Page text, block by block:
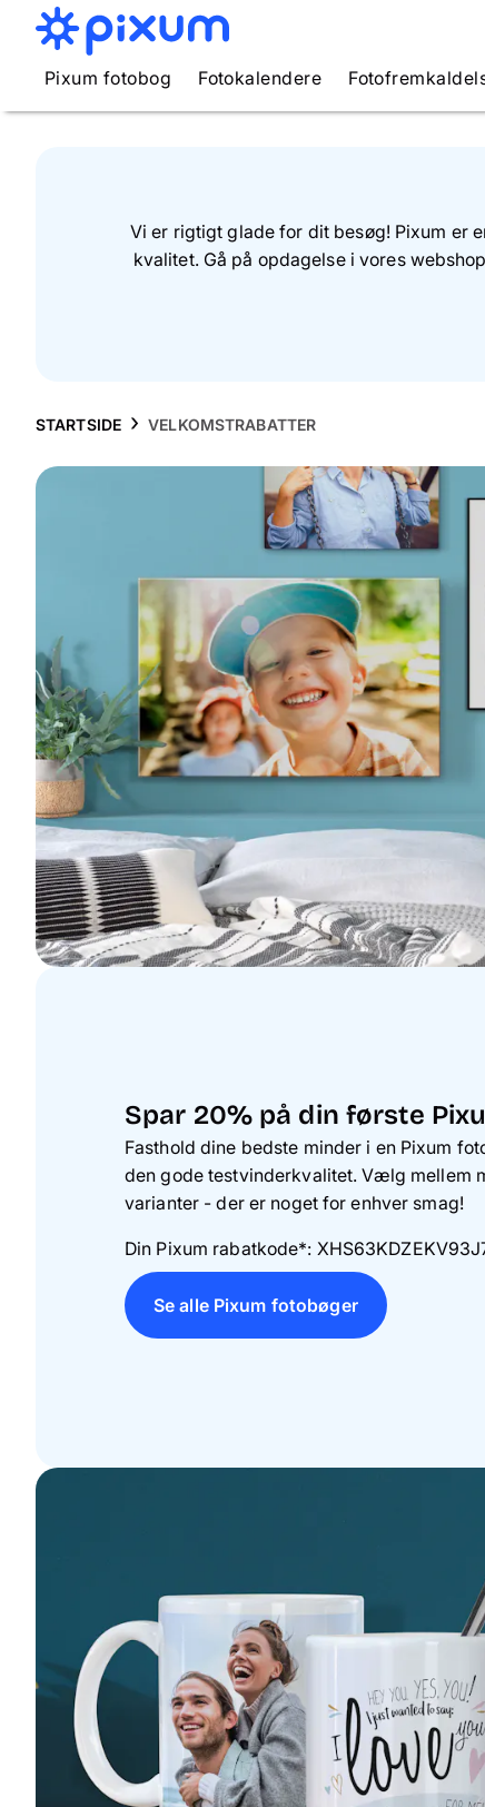
Pixum fotobog Fotokalendere
Vi er rigtigt glade for dit besøg! Pixum er
kvalitet. Gå på opdagelse i vores
STARTSIDE VELKOMSTRABATTER
Spar 20% på din første
Fasthold dine bedste minder i en Pixum
den gode testvinderkvalitet. Vælg mellem
varianter - der er noget for enhver smag!
Din Pixum rabatkode*:
Se alle Pixum fotobøger